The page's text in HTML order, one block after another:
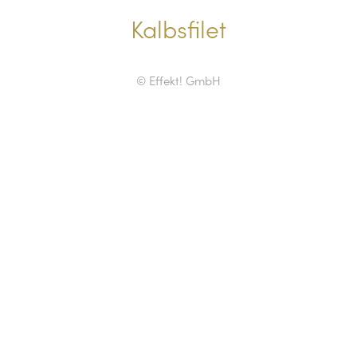
Kalbsfilet
© Effekt! GmbH